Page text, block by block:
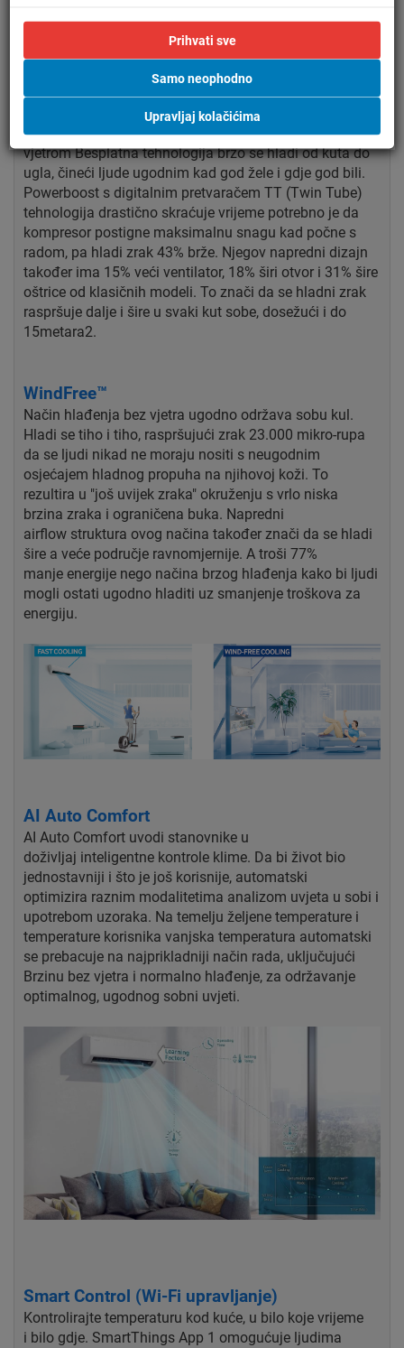
Zidni klima uređaji tvrtke Samsung sa
vjetromBesplatna tehnologija brzo se hladi od kuta do
ugla, čineći ljude ugodnim kad god žele i gdje god bili.
Powerboost s digitalnim pretvaračem TT (Twin Tube)
tehnologija drastično skraćuje vrijeme potrebno je da
kompresor postigne maksimalnu snagu kad počne s
radom, pa hladi zrak 43% brže. Njegov napredni dizajn
također ima 15% veći ventilator, 18% širi otvor i 31% šire
oštrice od klasičnih modeli. To znači da se hladni zrak
raspršuje dalje i šire u svaki kut sobe, dosežući i do
15metara2.
WindFree™
Način hlađenja bez vjetra ugodno održava sobu kul.
Hladi se tiho i tiho, raspršujući zrak 23.000 mikro-rupa
da se ljudi nikad ne moraju nositi s neugodnim
osjećajem hladnog propuha na njihovoj koži. To
rezultira u "još uvijek zraka" okruženju s vrlo niska
brzina zraka i ograničena buka. Napredni
airflow struktura ovog načina također znači da se hladi
šire a veće područje ravnomjernije. A troši 77%
manje energije nego načina brzog hlađenja kako bi ljudi
mogli ostati ugodno hladiti uz smanjenje troškova za
energiju.
AI Auto Comfort
AI Auto Comfort uvodi stanovnike u
doživljaj inteligentne kontrole klime. Da bi život bio
jednostavniji i što je još korisnije, automatski
optimizira raznim modalitetima analizom uvjeta u sobi i
upotrebom uzoraka. Na temelju željene temperature i
temperature korisnika vanjska temperatura automatski
se prebacuje na najprikladniji način rada, uključujući
Brzinu bez vjetra i normalno hlađenje, za održavanje
optimalnog, ugodnog sobni uvjeti.
Smart Control (Wi-Fi upravljanje)
Kontrolirajte temperaturu kod kuće, u bilo koje vrijeme
i bilo gdje. SmartThings App 1 omogućuje ljudima
Prihvati sve
Samo neophodno
Upravljaj kolačićima